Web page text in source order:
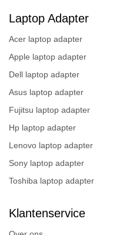
Laptop Adapter
Acer laptop adapter
Apple laptop adapter
Dell laptop adapter
Asus laptop adapter
Fujitsu laptop adapter
Hp laptop adapter
Lenovo laptop adapter
Sony laptop adapter
Toshiba laptop adapter
Klantenservice